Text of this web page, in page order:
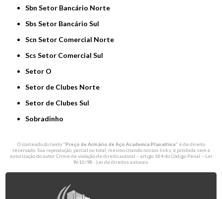
Sbn Setor Bancário Norte
Sbs Setor Bancário Sul
Scn Setor Comercial Norte
Scs Setor Comercial Sul
Setor O
Setor de Clubes Norte
Setor de Clubes Sul
Sobradinho
O conteúdo do texto "Preço de Armário de Aço Academia Planaltina" é de direito
reservado. Sua reprodução, parcial ou total, mesmo citando nossos links, é proibida sem a
autorização do autor. Crime de violação de direito autoral – artigo 184 do Código Penal – Lei
9610/98 - Lei de direitos autorais.